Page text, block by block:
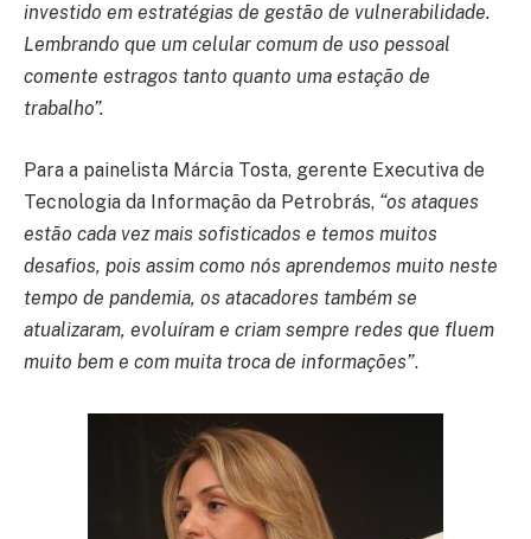
investido em estratégias de gestão de vulnerabilidade.
Lembrando que um celular comum de uso pessoal
comente estragos tanto quanto uma estação de
trabalho”.
Para a painelista Márcia Tosta, gerente Executiva de
Tecnologia da Informação da Petrobrás, “os ataques
estão cada vez mais sofisticados e temos muitos
desafios, pois assim como nós aprendemos muito neste
tempo de pandemia, os atacadores também se
atualizaram, evoluíram e criam sempre redes que fluem
muito bem e com muita troca de informações”.